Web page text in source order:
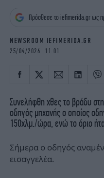
OSCARSΠρόσθεσε το iefimerida.gr ως
NEWSROOM IEFIMERIDA.GR
25/04/2026 11:01
Συνελήφθη χθες το βράδυ
οδηγός μηχανής ο οποίος
150χλμ./ώρα, ενώ το όριο
Σήμερα o οδηγός
εισαγγελέα.